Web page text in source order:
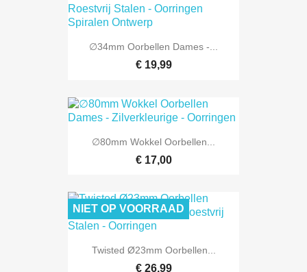
∅34mm Oorbellen Dames -...
€ 19,99
∅80mm Wokkel Oorbellen...
€ 17,00
Twisted Ø23mm Oorbellen...
€ 26,99
NIET OP VOORRAAD